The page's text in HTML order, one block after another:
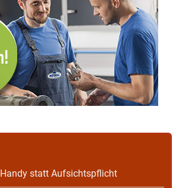
Handy statt Aufsichtspflicht